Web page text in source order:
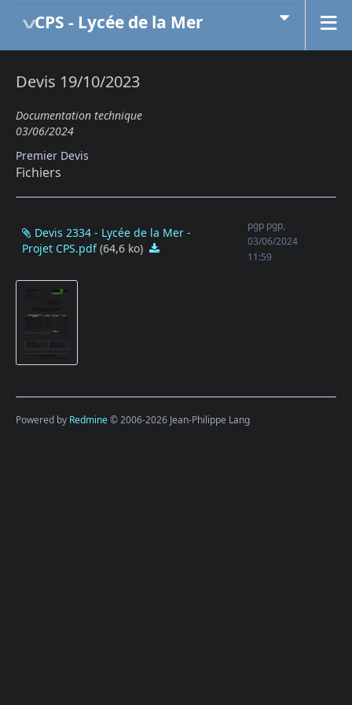
CPS - Lycée de la Mer
Devis 19/10/2023
Documentation technique
03/06/2024
Premier Devis
Fichiers
Devis 2334 - Lycée de la Mer -
Projet CPS.pdf (64,6 ko) Devis 2334 - Lycée de la Mer -
pgp pgp,
03/06/2024
11:59
Powered by Redmine© 2006-2026 Jean-Philippe Lang